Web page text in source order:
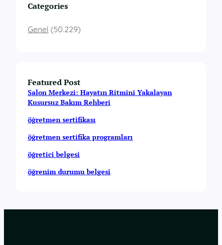
Categories
Genel (50.229)
Featured Post
Salon Merkezi: Hayatın Ritmini Yakalayan
Kusursuz Bakım Rehberi
öğretmen sertifikası
öğretmen sertifika programları
öğretici belgesi
öğrenim durumu belgesi